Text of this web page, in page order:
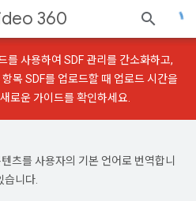
360
를 사용하여 SDF 관리를 간소화하고,
목 SDF를 업로드할 때 업로드 시간을
로운 가이드를 확인하세요.
츠를 사용자의 기본 언어로 번역합니
습니다.